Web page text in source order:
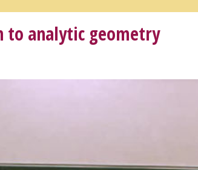
6 videos
to analytic geometry